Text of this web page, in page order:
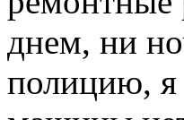
днем, ни
полицию, я